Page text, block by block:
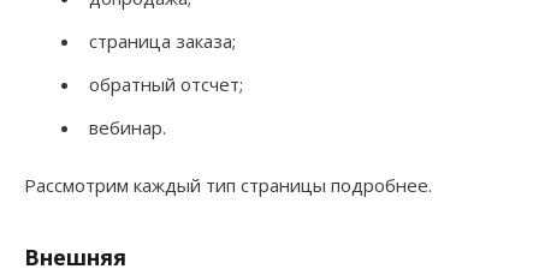
страница заказа;
обратный отсчет;
вебинар.
Рассмотрим каждый тип страницы подробнее.
Внешняя